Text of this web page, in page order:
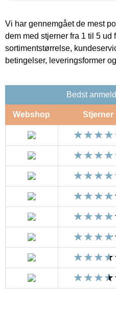
Vi har gennemgået de mest
dem med stjerner fra 1 til 5 ud
sortimentstørrelse,
betingelser, leveringsformer
Bedst
Webshop Stjerner